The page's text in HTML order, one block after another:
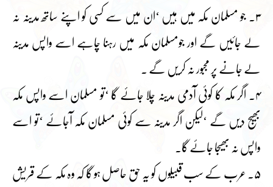
۳۔ جو مسلمان مکہ میں ہیں ‘ان میں سے کسی کو اپنے ساتھ مدینہ نہ
لے جائیں گے اور جومسلمان مکہ میں رہنا چاہے اسے واپس مدینہ
لے جانے پر مجبور نہ کریں گے ۔
۴۔ اگر مکہ کا کوئی آدمی مدینہ چلا جائے گا ‘تو مسلمان اسے واپس مکہ
بھیج دیں گے ‘لیکن اگر مدینہ سے کوئی مسلمان مکہ آجائے ‘تو اسے
واپس نہ بھیجا جائے گا۔
۵۔ عرب کے سب قبیلوں کو یہ حق حاصل ہو گا کہ وہ مکہ کے قریش